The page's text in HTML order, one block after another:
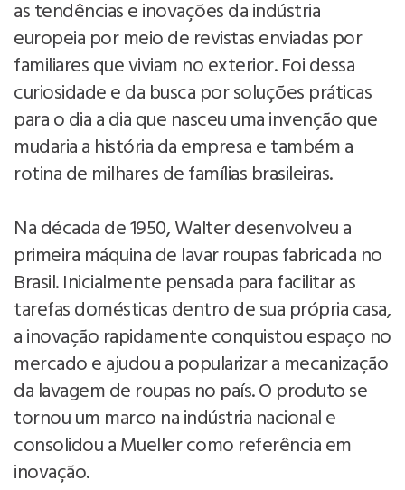
as tendências e inovações da indústria
europeia por meio de revistas enviadas por
familiares que viviam no exterior. Foi dessa
curiosidade e da busca por soluções práticas
para o dia a dia que nasceu uma invenção que
mudaria a história da empresa e também a
rotina de milhares de famílias brasileiras.
Na década de 1950, Walter desenvolveu a
primeira máquina de lavar roupas fabricada no
Brasil. Inicialmente pensada para facilitar as
tarefas domésticas dentro de sua própria casa,
a inovação rapidamente conquistou espaço no
mercado e ajudou a popularizar a mecanização
da lavagem de roupas no país. O produto se
tornou um marco na indústria nacional e
consolidou a Mueller como referência em
inovação.